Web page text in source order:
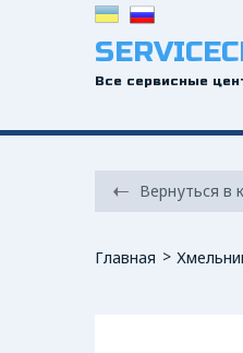
Все сервисные
Вернуться в
Главная